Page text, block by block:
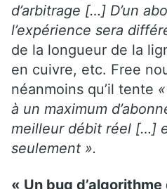
d’arbitrage […] D’un
l’expérience sera
de la longueur de la
en cuivre, etc. Free
néanmoins qu’il tente
à un maximum
meilleur débit réel […]
seulement ».
« Un bug